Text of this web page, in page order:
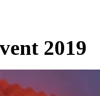
2019